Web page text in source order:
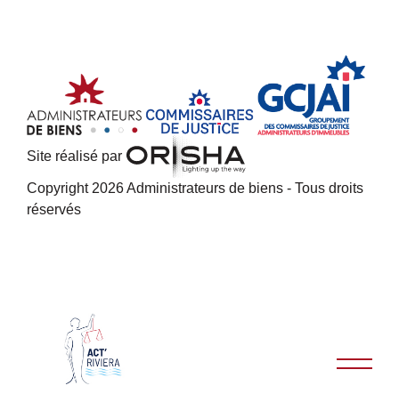
Site réalisé par
Copyright 2026 Administrateurs de biens - Tous droits
réservés